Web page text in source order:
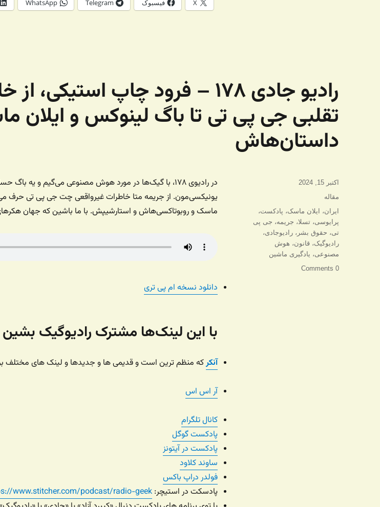
X فیسبوک Telegram
WhatsApp
رادیو جادی ۱۷۸ – فرود چاپ استیکی،
تقلبی جی پی تی تا باگ لینوکس و ایلان
داستان‌هاش
در رادیوی ۱۷۸، با گیک‌ها در مورد هوش مصنوعی می‌گیم و یه
یونیکسی‌مون. از جریمه متا خاطرات غیرواقعی چت جی پی تی حرف
ماسک و روبوتاکسی‌هاش و استارشیپش. با ما باشین که جهان
دانلود نسخه ام پی تری
با این لینک‌ها مشترک رادیوگیک بشین
آنکرکه منظم ترین است و قدیمی ها و جدیدها و لینک های مختلف
آر اس اس
کانال تلگرام
پادکست گوگل
پادکست در آیتونز
ساوند کلاود
فولدر دراپ باکس
پادسکت در استیچر: www.stitcher.com/podcast/radio-geek
ارسال
شده
اکتبر 15, 2024
دسته‌ها
مقاله
برچسب‌ها
ایران، ایلان ماسک، پادکست،
پرایوسی، تسلا، جریمه، جی پی
تی، حقوق بشر ،رادیوجادی،
رادیوگیک،قانون، هوش
مصنوعی، یادگیری ماشین
0 Comments